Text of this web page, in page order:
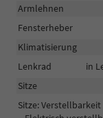
Armlehnen
Fensterheber
Klimatisierung
Lenkrad
in
Sitze
Sitze: Verstellbarkeit